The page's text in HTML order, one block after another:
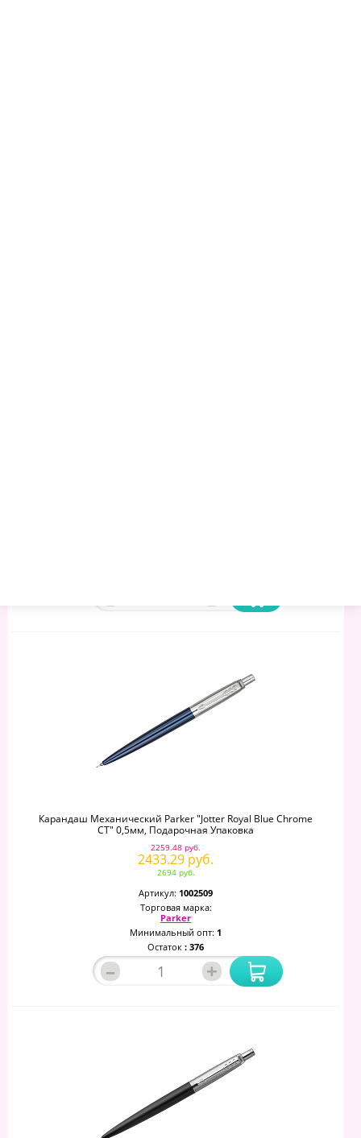
Карандаш Механический Parker "Jotter Royal Blue Chrome
CT" 0,5мм, Подарочная Упаковка
2259.48 руб.
2433.29 руб.
2694 руб.
Артикул: 1002509
Торговая марка:
Parker
Минимальный опт: 1
Остаток : 376
– +